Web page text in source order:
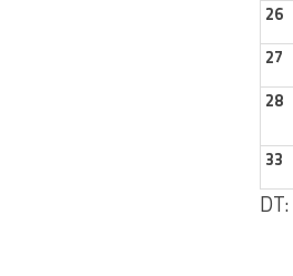
26
27
28
33
DT: